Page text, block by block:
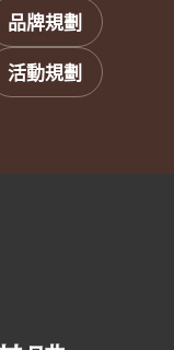
品牌規劃
活動規劃